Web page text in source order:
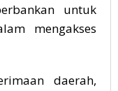
untuk
mengakses
daerah,